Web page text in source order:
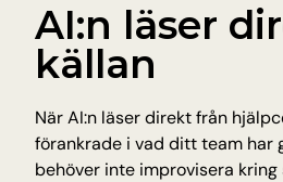
AI:n läser
källan
När AI:n läser direkt från
förankrade i vad ditt team har
behöver inte improvisera